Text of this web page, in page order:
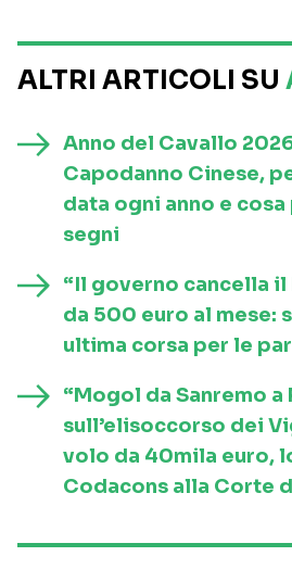
ALTRI ARTICOLI SU
Anno del Cavallo
Capodanno Cinese,
data ogni anno e cosa
segni
“Il governo cancella il
da 500 euro al mese:
ultima corsa per le
“Mogol da Sanremo a
sull’elisoccorso dei
volo da 40mila euro,
Codacons alla Corte